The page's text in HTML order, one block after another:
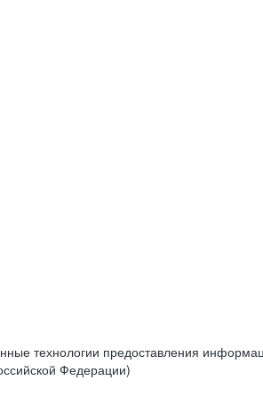
технологии предоставления
Федерации)